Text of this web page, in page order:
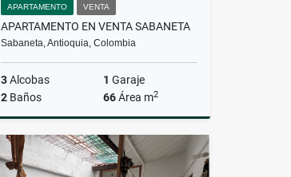
APARTAMENTO VENTA
APARTAMENTO EN VENTA SABANETA
Sabaneta, Antioquia, Colombia
3Alcobas 1 Garaje
2 Baños 66Área m2
$460.000.000